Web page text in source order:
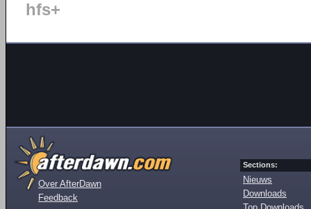
hfs+
Over AfterDawn
Feedback
Sections:
Nieuws
Downloads